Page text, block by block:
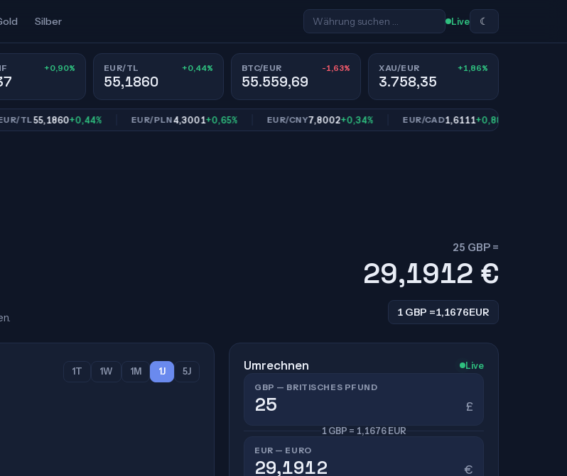
Silber Live ☾
+0,90% EUR/TL +0,44%
55,1860
BTC/EUR -1,63%
55.559,69
XAU/EUR +1,86%
3.758,35
55,1860+0,44% EUR/PLN4,3001+0,65% EUR/CNY7,8002+0,34% EUR/CAD1,6111+0,88%
25 GBP =
29,1912 €
1 GBP =1,1676EUR
1T 1W 1M 1J 5J Umrechnen Live
GBP — BRITISCHES PFUND
£
1 GBP = 1,1676 EUR
EUR — EURO
€